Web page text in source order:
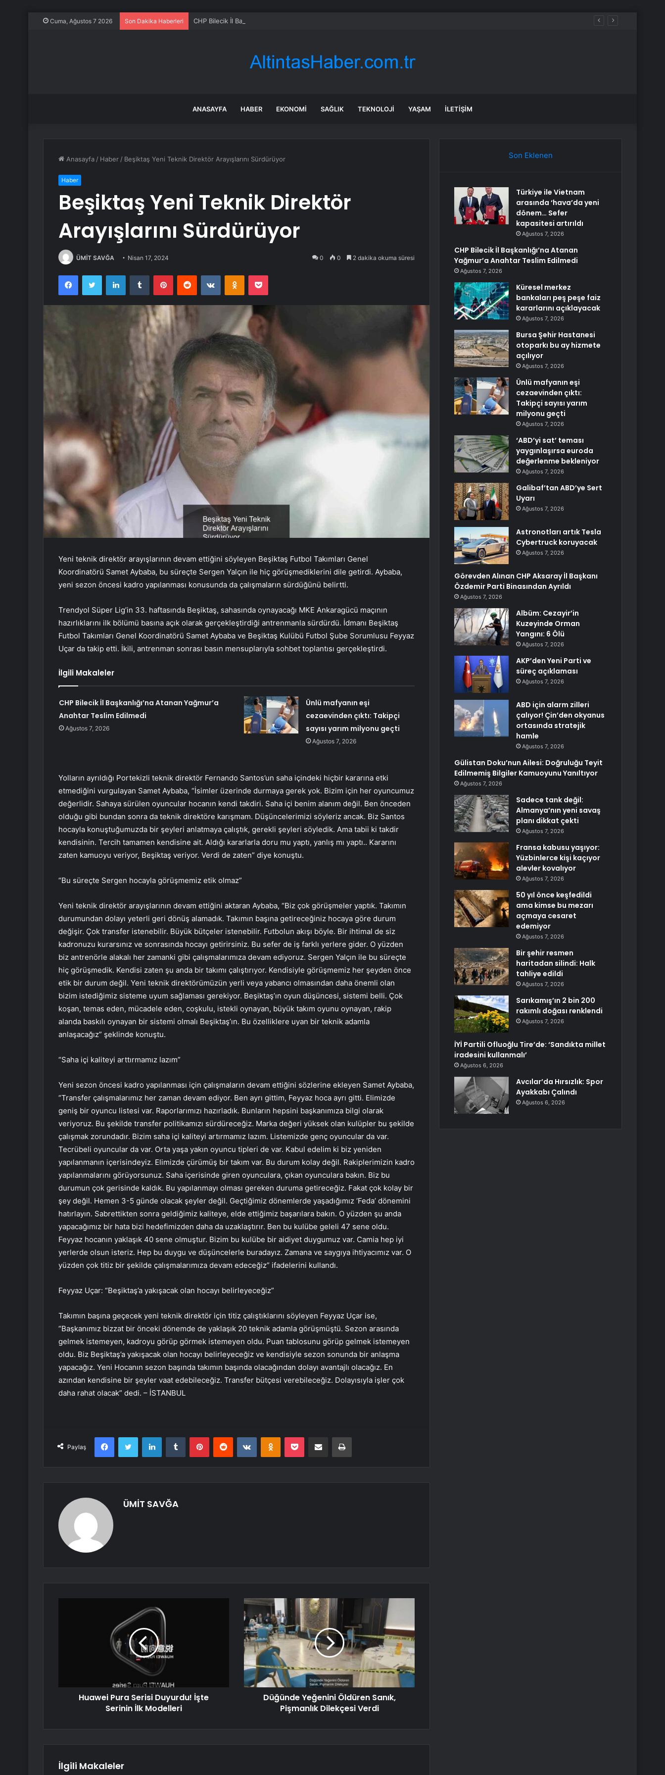
Cuma, Ağustos 7 2026 Son Dakika Haberleri CHP Bilecik İl Başkanlığı’na Atanan Yağmur’a Anahtar Teslim Edilmedi
ANASAYFA HABER EKONOMI SAĞLIK TEKNOLOJI YAŞAM İLETIŞIM
Anasayfa / Haber / Beşiktaş Yeni Teknik Direktör Arayışlarını Sürdürüyor
Haber
Beşiktaş Yeni Teknik Direktör
Arayışlarını Sürdürüyor
ÜMİT SAVĞA Nisan 17, 2024 0 0 2 dakika okuma süresi
FacebookTwitter LinkedInTumblr PinterestReddit VKontakteOdnoklassniki
Pocket
Yeni teknik direktör arayışlarının devam ettiğini söyleyen Beşiktaş Futbol Takımları Genel
Koordinatörü Samet Aybaba, bu süreçte Sergen Yalçın ile hiç görüşmediklerini dile getirdi. Aybaba,
yeni sezon öncesi kadro yapılanması konusunda da çalışmaların sürdüğünü belirtti.
Trendyol Süper Lig’in 33. haftasında Beşiktaş, sahasında oynayacağı MKE Ankaragücü maçının
hazırlıklarını ilk bölümü basına açık olarak gerçekleştirdiği antrenmanla sürdürdü. İdmanı Beşiktaş
Futbol Takımları Genel Koordinatörü Samet Aybaba ve Beşiktaş Kulübü Futbol Şube Sorumlusu Feyyaz
Uçar da takip etti. İkili, antrenman sonrası basın mensuplarıyla sohbet toplantısı gerçekleştirdi.
İlgili Makaleler
CHP Bilecik İl Başkanlığı’na Atanan Yağmur’a
Anahtar Teslim Edilmedi
Ağustos 7, 2026
Ünlü mafyanın eşi
cezaevinden çıktı: Takipçi
sayısı yarım milyonu geçti
Ağustos 7, 2026
Yolların ayrıldığı Portekizli teknik direktör Fernando Santos’un saha içindeki hiçbir kararına etki
etmediğini vurgulayan Samet Aybaba, “İsimler üzerinde durmaya gerek yok. Bizim için her oyuncumuz
değerlidir. Sahaya sürülen oyuncular hocanın kendi takdiri. Saha içi benim alanım değil. Ben önceden
olduğu gibi bundan sonra da teknik direktöre karışmam. Düşüncelerimizi söyleriz ancak. Biz Santos
hocayla konuştuğumuzda bir şeyleri anlatmaya çalıştık, gerekli şeyleri söyledik. Ama tabii ki takdir
kendisinin. Tercih tamamen kendisine ait. Aldığı kararlarla doru mu yaptı, yanlış mı yaptı.. Kararını
zaten kamuoyu veriyor, Beşiktaş veriyor. Verdi de zaten” diye konuştu.
“Bu süreçte Sergen hocayla görüşmemiz etik olmaz”
Yeni teknik direktör arayışlarının devam ettiğini aktaran Aybaba, “Biz çok görüşmeler yaptık. Takımın
durumundan dolayı yeterli geri dönüş alamadık. Takımın başına getireceğiniz hocaya göre durum
değişir. Çok transfer istenebilir. Büyük bütçeler istenebilir. Futbolun akışı böyle. Bir ihtimal de siz
kadronuzu kurarsınız ve sonrasında hocayı getirirsiniz. Bu sefer de iş farklı yerlere gider. O yüzden
biz antrenörle alakalı her zamanki gibi çalışmalarımıza devam ediyoruz. Sergen Yalçın ile bu süreçte
hiç görüşmedik. Kendisi zaten şu anda bir takımı çalıştırıyor. Kendisiyle görüşmemiz her şeyden önce
etik bir durum değil. Yeni teknik direktörümüzün yerli veya yabancı olmasından daha önemli olan
bizim istediğimiz sisteme uyum sağlaması gerekiyor. Beşiktaş’ın oyun düşüncesi, sistemi belli. Çok
koşan, temas eden, mücadele eden, coşkulu, istekli oynayan, büyük takım oyunu oynayan, rakip
alanda baskılı oynayan bir sistemi olmalı Beşiktaş’ın. Bu özelliklere uyan bir teknik adamla
anlaşacağız” şeklinde konuştu.
“Saha içi kaliteyi arttırmamız lazım”
Yeni sezon öncesi kadro yapılanması için çalışmaların devam ettiğini sözlerine ekleyen Samet Aybaba,
“Transfer çalışmalarımız her zaman devam ediyor. Ben ayrı gittim, Feyyaz hoca ayrı gitti. Elimizde
geniş bir oyuncu listesi var. Raporlarımızı hazırladık. Bunların hepsini başkanımıza bilgi olarak
veriyoruz. Bu şekilde transfer politikamızı sürdüreceğiz. Marka değeri yüksek olan kulüpler bu şekilde
çalışmak zorundadır. Bizim saha içi kaliteyi artırmamız lazım. Listemizde genç oyuncular da var.
Tecrübeli oyuncular da var. Orta yaşa yakın oyuncu tipleri de var. Kabul edelim ki biz yeniden
yapılanmanın içerisindeyiz. Elimizde çürümüş bir takım var. Bu durum kolay değil. Rakiplerimizin kadro
yapılanmalarını görüyorsunuz. Saha içerisinde giren oyunculara, çıkan oyunculara bakın. Biz bu
durumun çok gerisinde kaldık. Bu yapılanmayı olması gereken duruma getireceğiz. Fakat çok kolay bir
şey değil. Hemen 3-5 günde olacak şeyler değil. Geçtiğimiz dönemlerde yaşadığımız ‘Feda’ dönemini
hatırlayın. Sabrettikten sonra geldiğimiz kaliteye, elde ettiğimiz başarılara bakın. O yüzden şu anda
yapacağımız bir hata bizi hedefimizden daha da uzaklaştırır. Ben bu kulübe geleli 47 sene oldu.
Feyyaz hocanın yaklaşık 40 sene olmuştur. Bizim bu kulübe bir aidiyet duygumuz var. Camia hep iyi
yerlerde olsun isteriz. Hep bu duygu ve düşüncelerle buradayız. Zamana ve saygıya ihtiyacımız var. O
yüzden çok titiz bir şekilde çalışmalarımıza devam edeceğiz” ifadelerini kullandı.
Feyyaz Uçar: “Beşiktaş’a yakışacak olan hocayı belirleyeceğiz”
Takımın başına geçecek yeni teknik direktör için titiz çalıştıklarını söyleyen Feyyaz Uçar ise,
“Başkanımız bizzat bir önceki dönemde de yaklaşık 20 teknik adamla görüşmüştü. Sezon arasında
gelmek istemeyen, kadroyu görüp görmek istemeyen oldu. Puan tablosunu görüp gelmek istemeyen
oldu. Biz Beşiktaş’a yakışacak olan hocayı belirleyeceğiz ve kendisiyle sezon sonunda bir anlaşma
yapacağız. Yeni Hocanın sezon başında takımın başında olacağından dolayı avantajlı olacağız. En
azından kendisine bir şeyler vaat edebileceğiz. Transfer bütçesi verebileceğiz. Dolayısıyla işler çok
daha rahat olacak” dedi. – İSTANBUL
Paylaş
FacebookTwitter LinkedInTumblr PinterestReddit VKontakteOdnoklassniki
Pocket E-Posta ile paylaş Yazdır
ÜMİT SAVĞA
Huawei Pura Serisi Duyurdu! İşte
Serinin İlk Modelleri
Düğünde Yeğenini Öldüren Sanık,
Pişmanlık Dilekçesi Verdi
İlgili Makaleler
Son Eklenen
Türkiye ile Vietnam
arasında ‘hava’da yeni
dönem… Sefer
kapasitesi artırıldı
Ağustos 7, 2026
CHP Bilecik İl Başkanlığı’na Atanan
Yağmur’a Anahtar Teslim Edilmedi
Ağustos 7, 2026
Küresel merkez
bankaları peş peşe faiz
kararlarını açıklayacak
Ağustos 7, 2026
Bursa Şehir Hastanesi
otoparkı bu ay hizmete
açılıyor
Ağustos 7, 2026
Ünlü mafyanın eşi
cezaevinden çıktı:
Takipçi sayısı yarım
milyonu geçti
Ağustos 7, 2026
‘ABD’yi sat’ teması
yaygınlaşırsa euroda
değerlenme bekleniyor
Ağustos 7, 2026
Galibaf’tan ABD’ye Sert
Uyarı
Ağustos 7, 2026
Astronotları artık Tesla
Cybertruck koruyacak
Ağustos 7, 2026
Görevden Alınan CHP Aksaray İl Başkanı
Özdemir Parti Binasından Ayrıldı
Ağustos 7, 2026
Albüm: Cezayir’in
Kuzeyinde Orman
Yangını: 6 Ölü
Ağustos 7, 2026
AKP’den Yeni Parti ve
süreç açıklaması
Ağustos 7, 2026
ABD için alarm zilleri
çalıyor! Çin’den okyanus
ortasında stratejik
hamle
Ağustos 7, 2026
Gülistan Doku’nun Ailesi: Doğruluğu Teyit
Edilmemiş Bilgiler Kamuoyunu Yanıltıyor
Ağustos 7, 2026
Sadece tank değil:
Almanya’nın yeni savaş
planı dikkat çekti
Ağustos 7, 2026
Fransa kabusu yaşıyor:
Yüzbinlerce kişi kaçıyor
alevler kovalıyor
Ağustos 7, 2026
50 yıl önce keşfedildi
ama kimse bu mezarı
açmaya cesaret
edemiyor
Ağustos 7, 2026
Bir şehir resmen
haritadan silindi: Halk
tahliye edildi
Ağustos 7, 2026
Sarıkamış’ın 2 bin 200
rakımlı doğası renklendi
Ağustos 7, 2026
İYİ Partili Ofluoğlu Tire’de: ‘Sandıkta millet
iradesini kullanmalı’
Ağustos 6, 2026
Avcılar’da Hırsızlık: Spor
Ayakkabı Çalındı
Ağustos 6, 2026